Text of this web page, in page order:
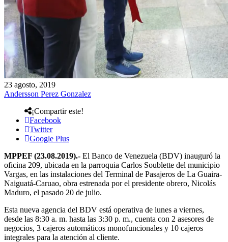
23 agosto, 2019
Andersson Perez Gonzalez
¡Compartir este!
Facebook
Twitter
Google Plus
MPPEF (23.08.2019).- El Banco de Venezuela (BDV) inauguró la
oficina 209, ubicada en la parroquia Carlos Soublette del municipio
Vargas, en las instalaciones del Terminal de Pasajeros de La Guaira-
Naiguatá-Caruao, obra estrenada por el presidente obrero, Nicolás
Maduro, el pasado 20 de julio.
Esta nueva agencia del BDV está operativa de lunes a viernes,
desde las 8:30 a. m. hasta las 3:30 p. m., cuenta con 2 asesores de
negocios, 3 cajeros automáticos monofuncionales y 10 cajeros
integrales para la atención al cliente.